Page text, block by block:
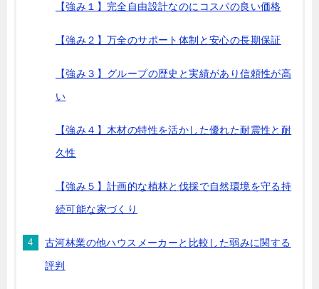
【強み１】完全自由設計なのにコスパの良い価格
【強み２】万全のサポート体制と安心の長期保証
【強み３】グループの歴史と実績があり信頼性が高
い
【強み４】木材の特性を活かした優れた耐震性と耐
久性
【強み５】計画的な植林と伐採で自然環境を守る持
続可能な家づくり
古河林業の他ハウスメーカーと比較した弱みに関する
評判